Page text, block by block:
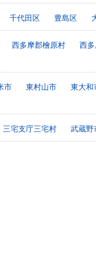
千代田区 豊島区
西多摩郡檜原村 西
市 東村山市 東大和
三宅支庁三宅村 武蔵野